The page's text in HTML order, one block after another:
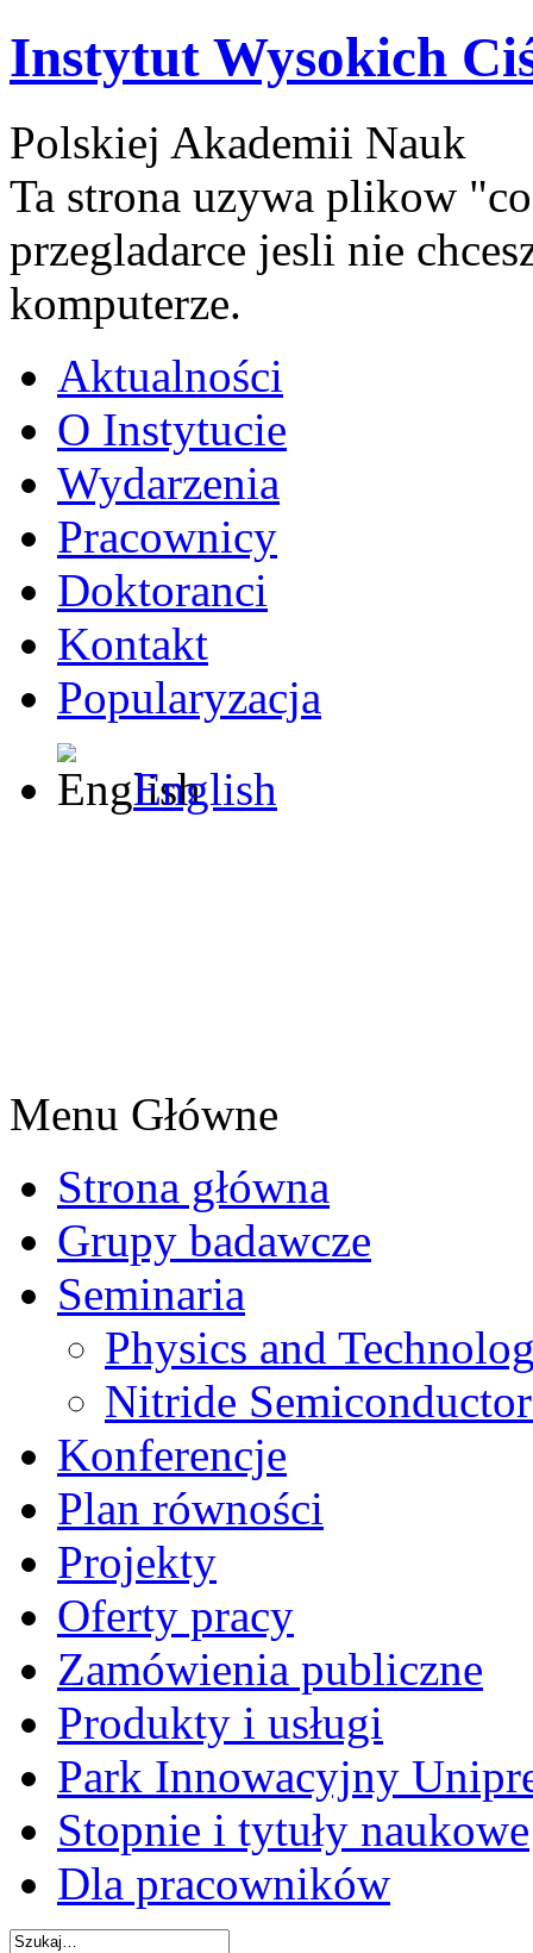
Instytut Wysokich
Polskiej Akademii Nauk
Ta strona uzywa plikow
przegladarce jesli nie
komputerze.
Aktualności
O Instytucie
Wydarzenia
Pracownicy
Doktoranci
Kontakt
Popularyzacja
English
Menu Główne
Strona główna
Grupy badawcze
Seminaria
Physics and
Nitride
Konferencje
Plan równości
Projekty
Oferty pracy
Zamówienia publiczne
Produkty i usługi
Park Innowacyjny
Stopnie i tytuły naukowe
Dla pracowników